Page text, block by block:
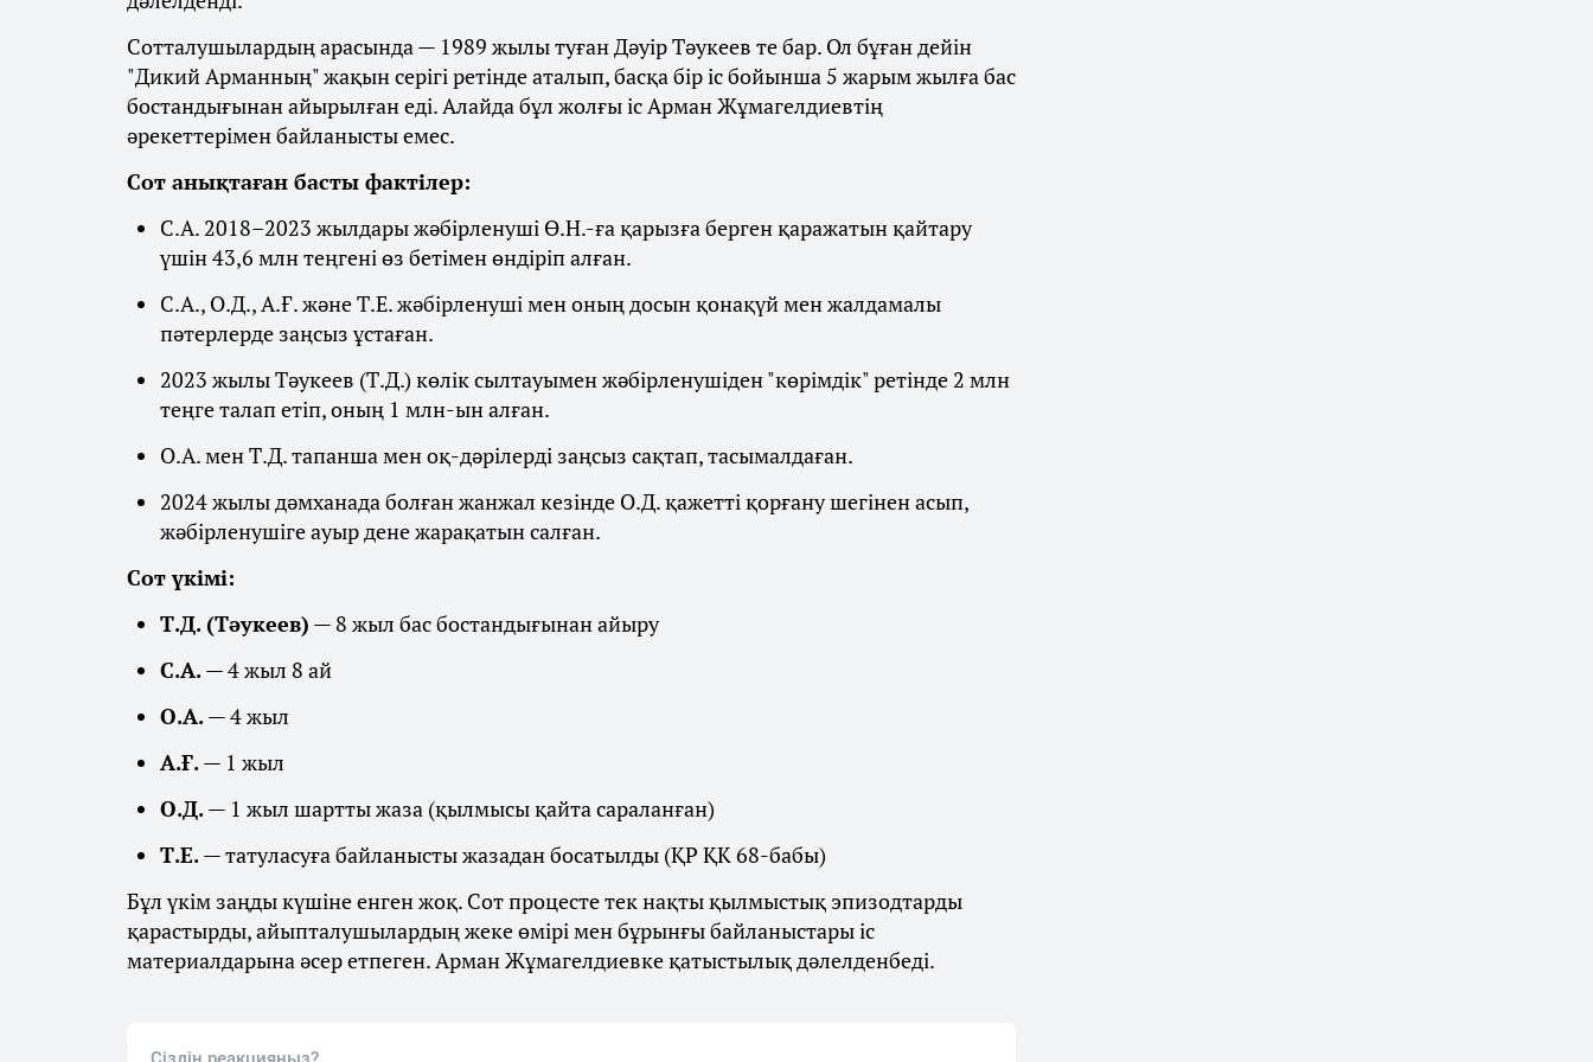
Сотталушылардың арасында — 1989 жылы туған Дәуір Тәукеев те бар. Ол бұған дейін
"Дикий Арманның" жақын серігі ретінде аталып, басқа бір іс бойынша 5 жарым жылға бас
бостандығынан айырылған еді. Алайда бұл жолғы іс Арман Жұмагелдиевтің
әрекеттерімен байланысты емес.
Сот анықтаған басты фактілер:
С.А. 2018–2023 жылдары жәбірленуші Ө.Н.-ға қарызға берген қаражатын қайтару
үшін 43,6 млн теңгені өз бетімен өндіріп алған.
С.А., О.Д., А.Ғ. және Т.Е. жәбірленуші мен оның досын қонақүй мен жалдамалы
пәтерлерде заңсыз ұстаған.
2023 жылы Тәукеев (Т.Д.) көлік сылтауымен жәбірленушіден "көрімдік" ретінде 2 млн
теңге талап етіп, оның 1 млн-ын алған.
О.А. мен Т.Д. тапанша мен оқ-дәрілерді заңсыз сақтап, тасымалдаған.
2024 жылы дәмханада болған жанжал кезінде О.Д. қажетті қорғану шегінен асып,
жәбірленушіге ауыр дене жарақатын салған.
Сот үкімі:
Т.Д. (Тәукеев) — 8 жыл бас бостандығынан айыру
С.А.— 4 жыл 8 ай
О.А.— 4 жыл
А.Ғ.— 1 жыл
О.Д.— 1 жыл шартты жаза (қылмысы қайта сараланған)
Т.Е.— татуласуға байланысты жазадан босатылды (ҚР ҚК 68-бабы)
Бұл үкім заңды күшіне енген жоқ. Сот процесте тек нақты қылмыстық эпизодтарды
қарастырды, айыпталушылардың жеке өмірі мен бұрынғы байланыстары іс
материалдарына әсер етпеген. Арман Жұмагелдиевке қатыстылық дәлелденбеді.